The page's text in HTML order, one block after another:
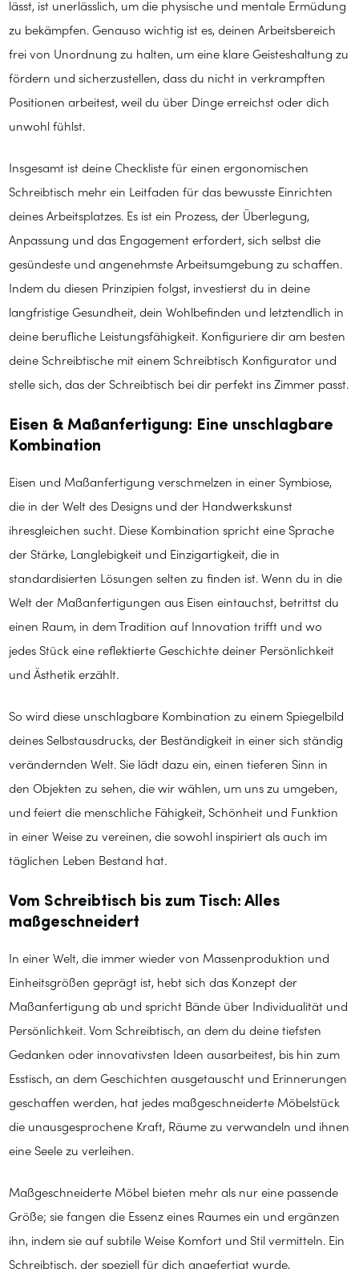
lässt, ist unerlässlich, um die physische und mentale Ermüdung
zu bekämpfen. Genauso wichtig ist es, deinen Arbeitsbereich
frei von Unordnung zu halten, um eine klare Geisteshaltung zu
fördern und sicherzustellen, dass du nicht in verkrampften
Positionen arbeitest, weil du über Dinge erreichst oder dich
unwohl fühlst.
Insgesamt ist deine Checkliste für einen ergonomischen
Schreibtisch mehr ein Leitfaden für das bewusste Einrichten
deines Arbeitsplatzes. Es ist ein Prozess, der Überlegung,
Anpassung und das Engagement erfordert, sich selbst die
gesündeste und angenehmste Arbeitsumgebung zu schaffen.
Indem du diesen Prinzipien folgst, investierst du in deine
langfristige Gesundheit, dein Wohlbefinden und letztendlich in
deine berufliche Leistungsfähigkeit. Konfiguriere dir am besten
deine Schreibtische mit einem Schreibtisch Konfigurator und
stelle sich, das der Schreibtisch bei dir perfekt ins Zimmer passt.
Eisen & Maßanfertigung: Eine unschlagbare
Kombination
Eisen und Maßanfertigung verschmelzen in einer Symbiose,
die in der Welt des Designs und der Handwerkskunst
ihresgleichen sucht. Diese Kombination spricht eine Sprache
der Stärke, Langlebigkeit und Einzigartigkeit, die in
standardisierten Lösungen selten zu finden ist. Wenn du in die
Welt der Maßanfertigungen aus Eisen eintauchst, betrittst du
einen Raum, in dem Tradition auf Innovation trifft und wo
jedes Stück eine reflektierte Geschichte deiner Persönlichkeit
und Ästhetik erzählt.
So wird diese unschlagbare Kombination zu einem Spiegelbild
deines Selbstausdrucks, der Beständigkeit in einer sich ständig
verändernden Welt. Sie lädt dazu ein, einen tieferen Sinn in
den Objekten zu sehen, die wir wählen, um uns zu umgeben,
und feiert die menschliche Fähigkeit, Schönheit und Funktion
in einer Weise zu vereinen, die sowohl inspiriert als auch im
täglichen Leben Bestand hat.
Vom Schreibtisch bis zum Tisch: Alles
maßgeschneidert
In einer Welt, die immer wieder von Massenproduktion und
Einheitsgrößen geprägt ist, hebt sich das Konzept der
Maßanfertigung ab und spricht Bände über Individualität und
Persönlichkeit. Vom Schreibtisch, an dem du deine tiefsten
Gedanken oder innovativsten Ideen ausarbeitest, bis hin zum
Esstisch, an dem Geschichten ausgetauscht und Erinnerungen
geschaffen werden, hat jedes maßgeschneiderte Möbelstück
die unausgesprochene Kraft, Räume zu verwandeln und ihnen
eine Seele zu verleihen.
Maßgeschneiderte Möbel bieten mehr als nur eine passende
Größe; sie fangen die Essenz eines Raumes ein und ergänzen
ihn, indem sie auf subtile Weise Komfort und Stil vermitteln. Ein
Schreibtisch, der speziell für dich angefertigt wurde,